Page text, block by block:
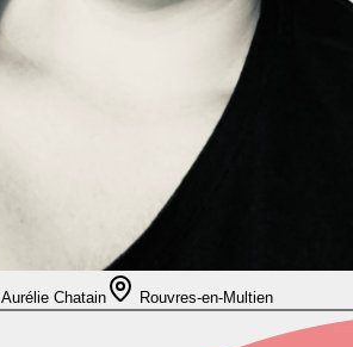
Aurélie Chatain Rouvres-en-Multien